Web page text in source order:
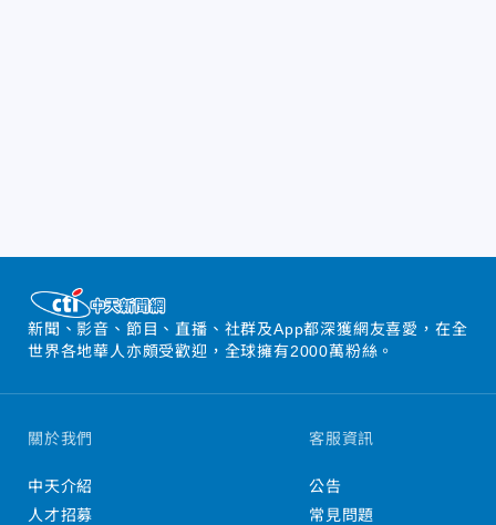
新聞、影音、節目、直播、社群及App都深獲網友喜愛，在全
世界各地華人亦頗受歡迎，全球擁有2000萬粉絲。
關於我們
中天介紹
人才招募
客服資訊
公告
常見問題